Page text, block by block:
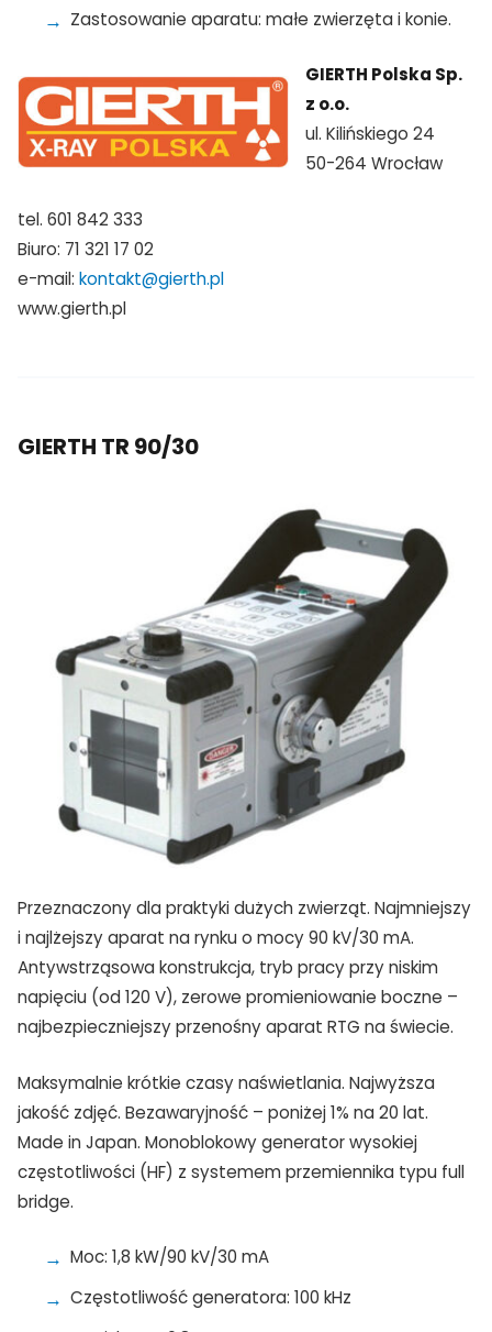
Zastosowanie aparatu: małe zwierzęta i konie.
GIERTH Polska Sp.
z o.o.
ul. Kilińskiego 24
50-264 Wrocław
tel. 601 842 333
Biuro: 71 321 17 02
e-mail: kontakt@gierth.pl
www.gierth.pl
GIERTH TR 90/30
Przeznaczony dla praktyki dużych zwierząt. Najmniejszy
i najlżejszy aparat na rynku o mocy 90 kV/30 mA.
Antywstrząsowa konstrukcja, tryb pracy przy niskim
napięciu (od 120 V), zerowe promieniowanie boczne –
najbezpieczniejszy przenośny aparat RTG na świecie.
Maksymalnie krótkie czasy naświetlania. Najwyższa
jakość zdjęć. Bezawaryjność – poniżej 1% na 20 lat.
Made in Japan. Monoblokowy generator wysokiej
częstotliwości (HF) z systemem przemiennika typu full
bridge.
Moc: 1,8 kW/90 kV/30 mA
Częstotliwość generatora: 100 kHz